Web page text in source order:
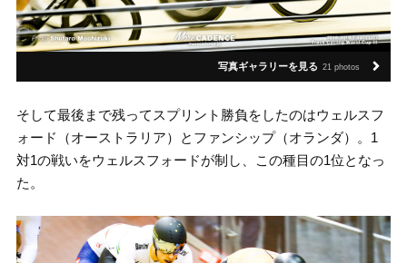
写真ギャラリーを見る 21 photos
そして最後まで残ってスプリント勝負をしたのはウェルスフ
ォード（オーストラリア）とファンシップ（オランダ）。1
対1の戦いをウェルスフォードが制し、この種目の1位となっ
た。